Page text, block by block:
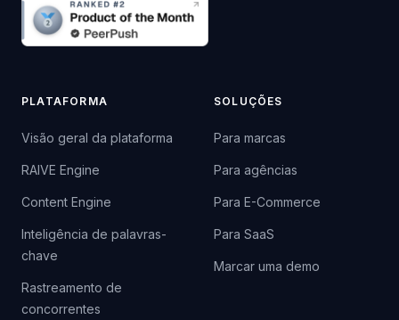
PLATAFORMA
Visão geral da plataforma
RAIVE Engine
Content Engine
Inteligência de palavras-
chave
Rastreamento de
concorrentes
SOLUÇÕES
Para marcas
Para agências
Para E-Commerce
Para SaaS
Marcar uma demo